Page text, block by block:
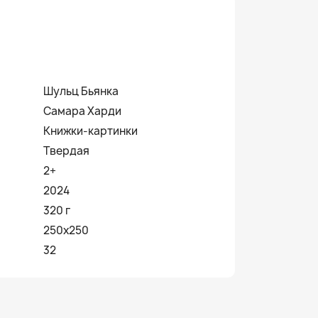
Шульц Бьянка
Самара Харди
Книжки-картинки
Твердая
2+
2024
320 г
250х250
32